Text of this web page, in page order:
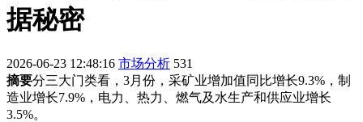
据秘密
2026-06-23 12:48:16 市场分析 531
摘要分三大门类看，3月份，采矿业增加值同比增长9.3%，制
造业增长7.9%，电力、热力、燃气及水生产和供应业增长
3.5%。